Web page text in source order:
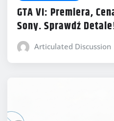
GTA VI: Premiera,
Sony. Sprawdź
Articulated Discussion